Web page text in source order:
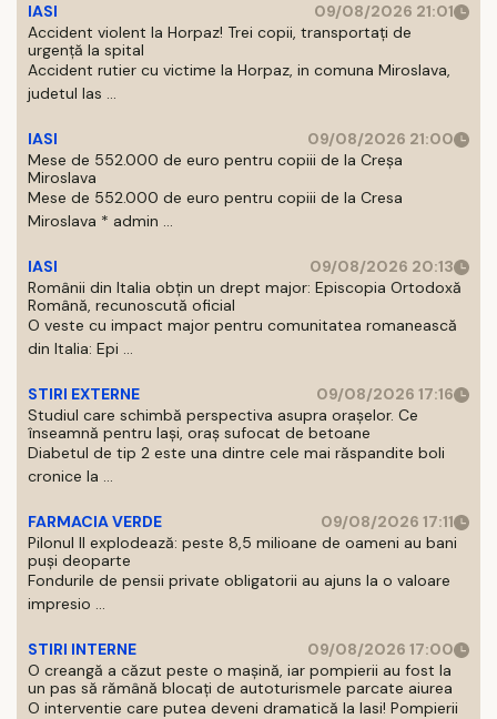
IASI
09/08/2026 21:01
Accident violent la Horpaz! Trei copii, transportați de
urgență la spital
Accident rutier cu victime la Horpaz, in comuna Miroslava,
judetul Ias ...
IASI
09/08/2026 21:00
Mese de 552.000 de euro pentru copiii de la Creșa
Miroslava
Mese de 552.000 de euro pentru copiii de la Cresa
Miroslava * admin ...
IASI
09/08/2026 20:13
Românii din Italia obțin un drept major: Episcopia Ortodoxă
Română, recunoscută oficial
O veste cu impact major pentru comunitatea romanească
din Italia: Epi ...
STIRI EXTERNE
09/08/2026 17:16
Studiul care schimbă perspectiva asupra orașelor. Ce
înseamnă pentru Iași, oraș sufocat de betoane
Diabetul de tip 2 este una dintre cele mai răspandite boli
cronice la ...
FARMACIA VERDE
09/08/2026 17:11
Pilonul II explodează: peste 8,5 milioane de oameni au bani
puși deoparte
Fondurile de pensii private obligatorii au ajuns la o valoare
impresio ...
STIRI INTERNE
09/08/2026 17:00
O creangă a căzut peste o mașină, iar pompierii au fost la
un pas să rămână blocați de autoturismele parcate aiurea
O interventie care putea deveni dramatică la Iasi! Pompierii